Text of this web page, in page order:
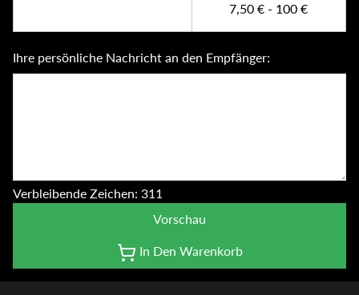
7,50 € - 100 €
Ihre persönliche Nachricht an den Empfänger:
Verbleibende Zeichen: 311
Vorschau
In Den Warenkorb